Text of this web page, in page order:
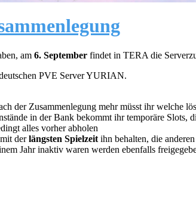
am 6. September findet in TERA die
PVE Server YURIAN.
der Zusammenlegung mehr müsst ihr welche
in der Bank bekommt ihr temporäre Slots,
alles vorher abholen
derlängsten Spielzeit ihn behalten, die
Jahr inaktiv waren werden ebenfalls